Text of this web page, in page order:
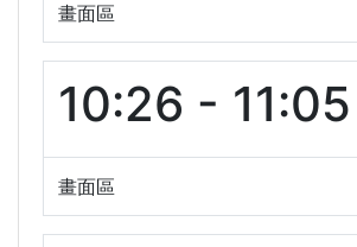
畫面區
10:26 - 11:05
畫面區